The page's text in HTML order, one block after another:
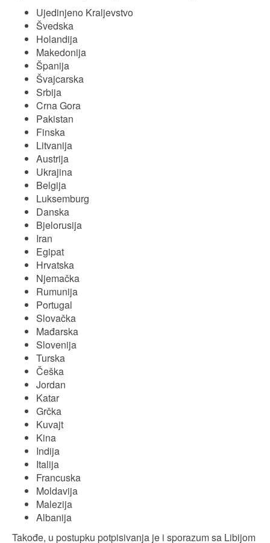
Ujedinjeno Kraljevstvo
Švedska
Holandija
Makedonija
Španija
Švajcarska
Srbija
Crna Gora
Pakistan
Finska
Litvanija
Austrija
Ukrajina
Belgija
Luksemburg
Danska
Bjelorusija
Iran
Egipat
Hrvatska
Njemačka
Rumunija
Portugal
Slovačka
Mađarska
Slovenija
Turska
Češka
Jordan
Katar
Grčka
Kuvajt
Kina
Indija
Italija
Francuska
Moldavija
Malezija
Albanija
Takođe, u postupku potpisivanja je i sporazum sa Libijom